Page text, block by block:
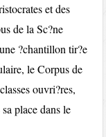
et des
de la Sc?ne
?chantillon tir?e
le Corpus de
ouvri?res,
place dans le